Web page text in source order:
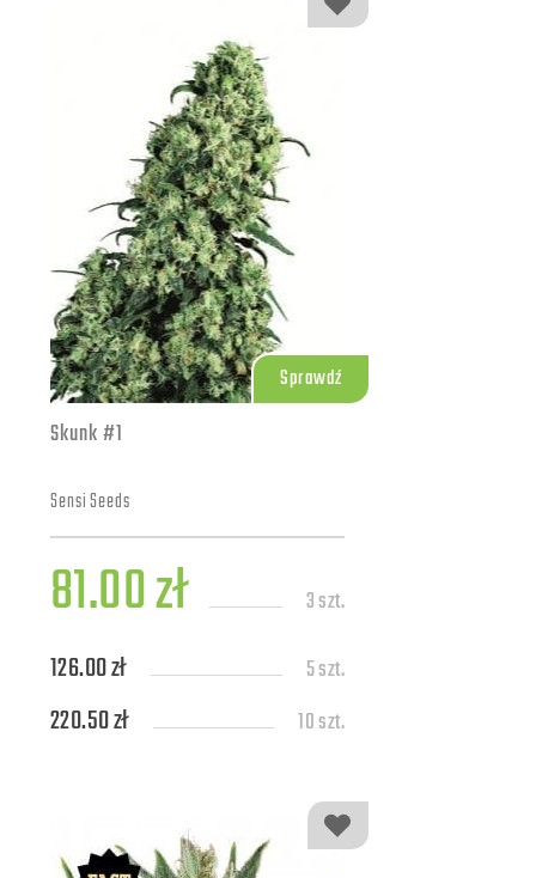
Sprawdź
Skunk #1
Sensi Seeds
81.00 zł 3 szt.
126.00 zł 5 szt.
220.50 zł 10 szt.